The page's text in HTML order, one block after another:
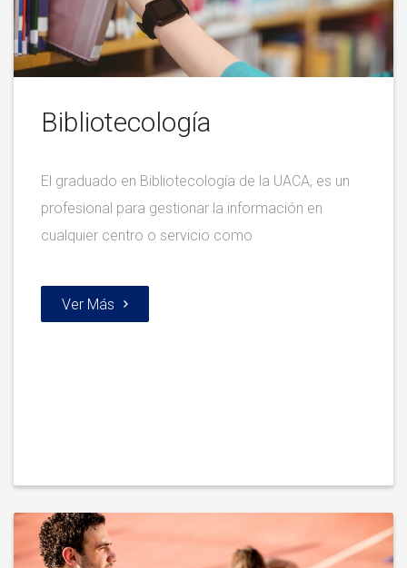
Bibliotecología
El graduado en Bibliotecología de la UACA, es un
profesional para gestionar la información en
cualquier centro o servicio como
Ver Más